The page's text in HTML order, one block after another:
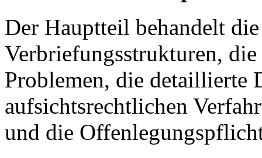
Der Hauptteil behandelt
Verbriefungsstrukturen,
Problemen, die detaillierte
aufsichtsrechtlichen
und die